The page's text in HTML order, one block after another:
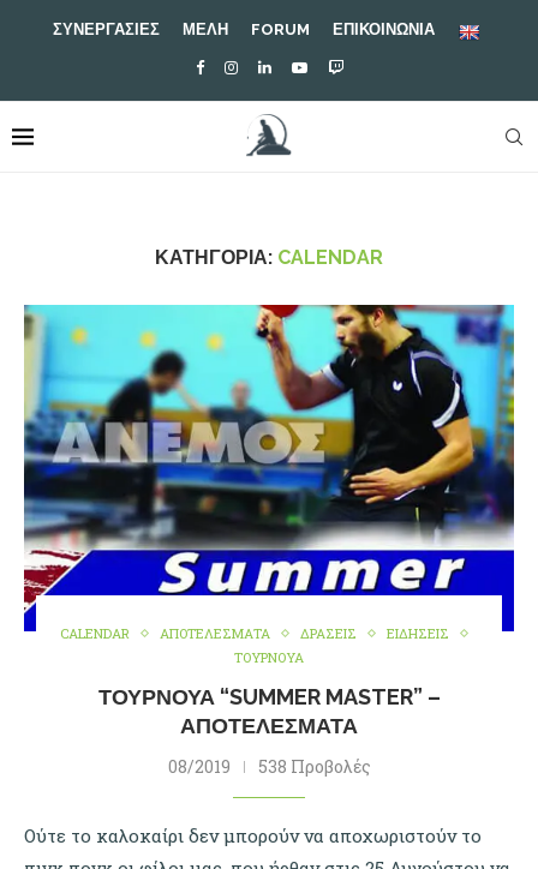
ΣΥΝΕΡΓΑΣΙΕΣ ΜΕΛΗ FORUM ΕΠΙΚΟΙΝΩΝΙΑ
ΚΑΤΗΓΟΡΊΑ: CALENDAR
CALENDAR ΑΠΟΤΕΛΕΣΜΑΤΑ ΔΡΑΣΕΙΣ
ΕΙΔΗΣΕΙΣ
ΤΟΥΡΝΟΥΑ
ΤΟΥΡΝΟΥΆ “SUMMER MASTER” –
ΑΠΟΤΕΛΈΣΜΑΤΑ
08/2019 538 Προβολές
Ούτε το καλοκαίρι δεν μπορούν να αποχωριστούν το